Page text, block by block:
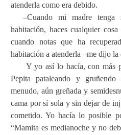
atenderla como era debido.
–Cuando mi madre
habitación, haces cualquier
cuando notas que ha
habitación a atenderla –me dijo la
Y yo así lo hacía, con más
Pepita pataleando y
menudo, aún greñada y
cama por sí sola y sin dejar de
cometido. Yo hacía lo posible
“Mamita es medianoche y no